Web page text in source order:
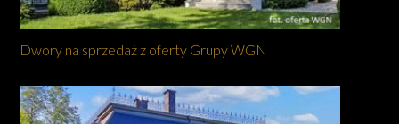
Dwory na sprzedaż z oferty Grupy WGN